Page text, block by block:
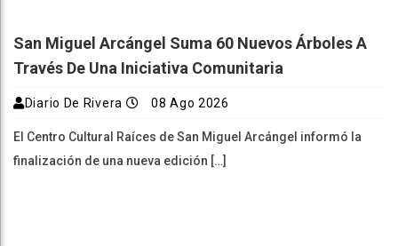
San Miguel Arcángel Suma 60 Nuevos Árboles A
Través De Una Iniciativa Comunitaria
Diario De Rivera 08 Ago 2026
El Centro Cultural Raíces de San Miguel Arcángel informó la
finalización de una nueva edición […]